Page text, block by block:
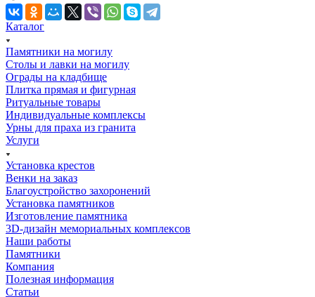
Каталог
Памятники на могилу
Столы и лавки на могилу
Ограды на кладбище
Плитка прямая и фигурная
Ритуальные товары
Индивидуальные комплексы
Урны для праха из гранита
Услуги
Установка крестов
Венки на заказ
Благоустройство захоронений
Установка памятников
Изготовление памятника
3D-дизайн мемориальных комплексов
Наши работы
Памятники
Компания
Полезная информация
Статьи